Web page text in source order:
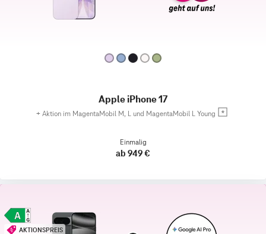
Apple iPhone 17
+ Aktion im MagentaMobil M, L und MagentaMobil L Young
Einmalig
ab 949 €
AKTIONSPREIS